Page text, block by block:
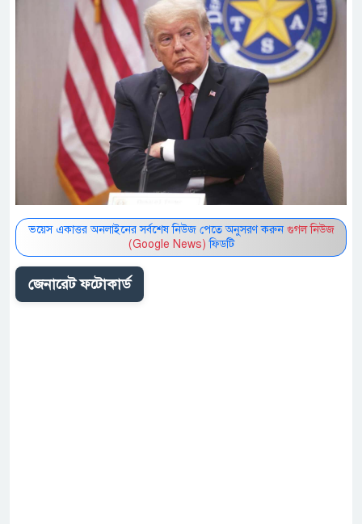
ভয়েস একাত্তর অনলাইনের সর্বশেষ নিউজ পেতে অনুসরণ করুন গুগল নিউজ
(Google News) ফিডটি
জেনারেট ফটোকার্ড